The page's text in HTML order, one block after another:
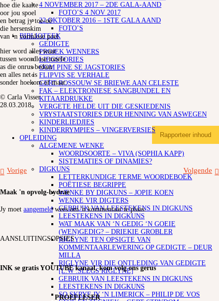
4 NOVEMBER 2017 – 2DE GALA-AAND
FOTO’S 4 NOV 2017
22 OKTOBER 2016 – 1STE GALA AAND
FOTO’S
BIBLIOTEEK
GEDIGTE
PROJEK WENNERS
LIEGSTORIES
OOM PINE SE JAGSTORIES
FLIPVIS SE VERHALE
GERT ROSSOUW SE BRIEWE AAN CELESTE
FAK – ELEKTRONIESE SANGBUNDEL EN
KITAARDRUKKE
VERGETE HELDE UIT DIE GESKIEDENIS
VRYSTAATSTORIES DEUR HENNING VAN ASWEGEN
KINDERLIEDJIES
KINDERRYMPIES – VINGERVERSIES
OPLEIDING
ALGEMENE WENKE
WOORDSOORTE – VIVA (SOPHIA KAPP)
SISTEMATIES OF DINAMIES?
DIGKUNS
LETTERKUNDIGE TERME WOORDEBOEK
POËTIESE BEGRIPPE
WENKE BY DIGKUNS – JOPIE KOEN
WENKE VIR DIGTERS
GEBRUIK VAN LEESTEKENS IN DIGKUNS
LEESTEKENS IN DIGKUNS
WAT MAAK VAN ‘N GEDIG ‘N GOEIE
(WEN)GEDIG? – DRIEKIE GROBLER
RIGLYNE TEN OPSIGTE VAN
KOMMENTAARLEWERING OP GEDIGTE – DEUR
MILLA
RIGLYNE VIR DIE ONTLEDING VAN GEDIGTE
[L.W :SLEGS RIGLYNE]
GEBRUIK VAN LEESTEKENS IN DIGKUNS
LEESTEKENS IN DIGKUNS
SO SKRYF JY ‘N LIMERICK – PHILIP DE VOS
hoe die kaalte
oor jou spoel
en betrag jy toe-oë
die hersenskim
van ‘n vormlose poel
hier word alles waar
tussen woordlose tonele
as die onrus bedaar
en alles net is
sonder hoekom of maar.
© Carla Visser
28.03.2018
Rapporteer inhoud
Vorige Volgende
Maak 'n opvolg-bydrae
Jy moet aangemeldwees om 'n kommentaar te plaas.
AANSLUITINGSOPSIES
INK se gratis YOUTUBE kanaal, kom volg ons gerus
PROEFLESER